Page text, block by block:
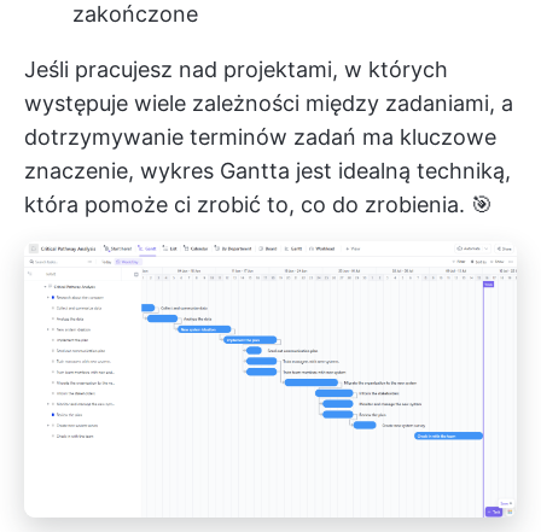
zakończone
Jeśli pracujesz nad projektami, w których
występuje wiele zależności między zadaniami, a
dotrzymywanie terminów zadań ma kluczowe
znaczenie, wykres Gantta jest idealną techniką,
która pomoże ci zrobić to, co do zrobienia. 🎯